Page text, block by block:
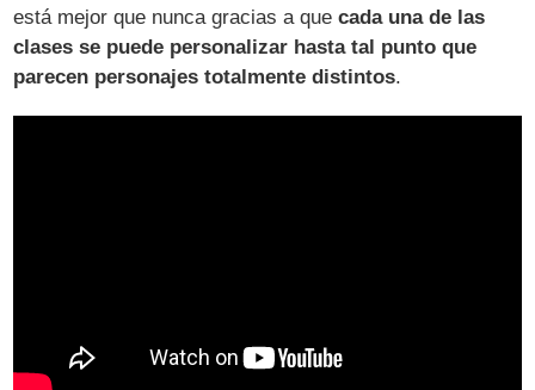
está mejor que nunca gracias a quecada una de las
clases se puede personalizar hasta tal punto que
parecen personajes totalmente distintos.